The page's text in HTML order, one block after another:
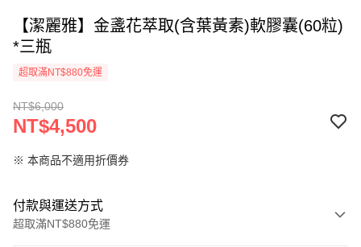
【潔麗雅】金盞花萃取(含葉黃素)軟膠囊(60粒)
*三瓶
超取滿NT$880免運
NT$6,000
NT$4,500
※ 本商品不適用折價券
付款與運送方式
超取滿NT$880免運